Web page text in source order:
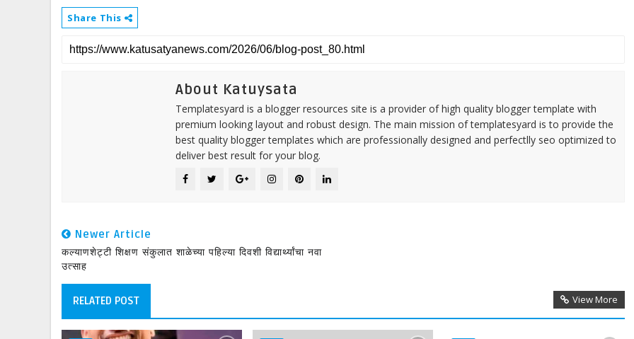
Share This
About Katuysata
Templatesyard is a blogger resources site is a provider of high quality blogger template with
premium looking layout and robust design. The main mission of templatesyard is to provide the
best quality blogger templates which are professionally designed and perfectlly seo optimized to
deliver best result for your blog.
Newer Article
कल्याणशेट्टी शिक्षण संकुलात शाळेच्या पहिल्या दिवशी विद्यार्थ्यांचा नवा
उत्साह
RELATED POST View More